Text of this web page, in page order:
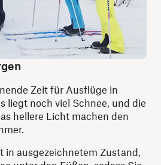
Zeit für Ausflüge in
liegt noch viel Schnee, und die
hellere Licht machen den
in ausgezeichnetem Zustand,